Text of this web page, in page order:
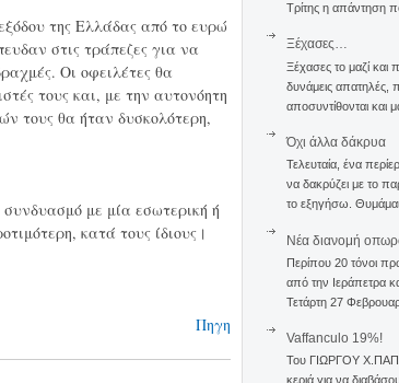
της Ελλάδας από το ευρώ
στις τράπεζες για να
Οι οφειλέτες θα
τους και, με την αυτονόητη
τους θα ήταν δυσκολότερη,
με μία εσωτερική ή
κατά τους ίδιους।
Πηγη
Τρίτης η απάντηση
Ξέχασες…
Ξέχασες το μαζί και
δυνάμεις απατηλές,
αποσυντίθονται και
Όχι άλλα δάκρυα
Τελευταία, ένα
να δακρύζει με το
το εξηγήσω. Θυμάμαι,
Νέα διανομή
Περίπου 20 τόνοι
από την Ιεράπετρα
Τετάρτη 27
Vaffanculo 19%!
Του ΓΙΩΡΓΟΥ
κεριά για να